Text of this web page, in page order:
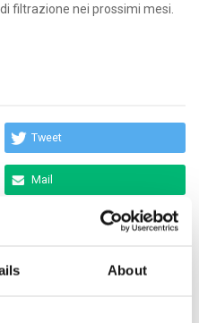
About
filtrazione nei prossimi mesi.
Tweet
Mail